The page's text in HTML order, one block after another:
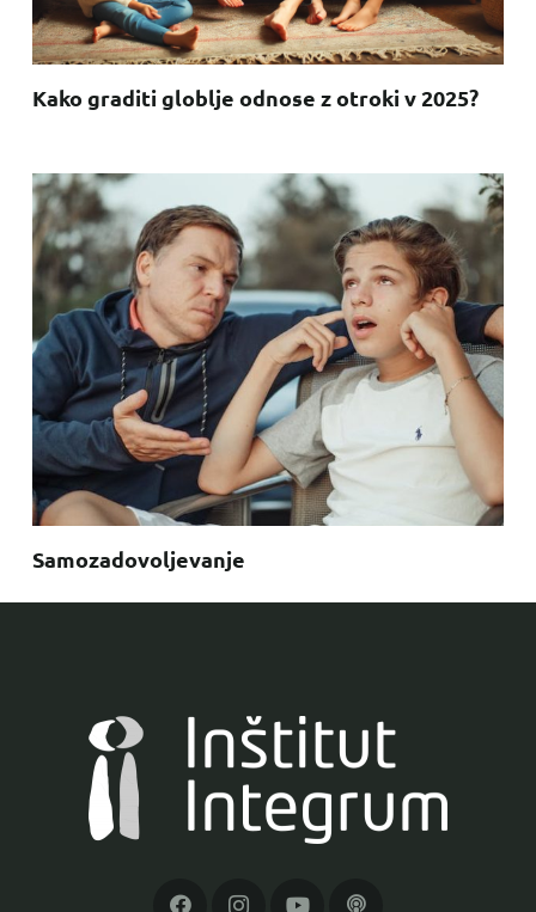
Kako graditi globlje odnose z otroki v 2025?
Samozadovoljevanje